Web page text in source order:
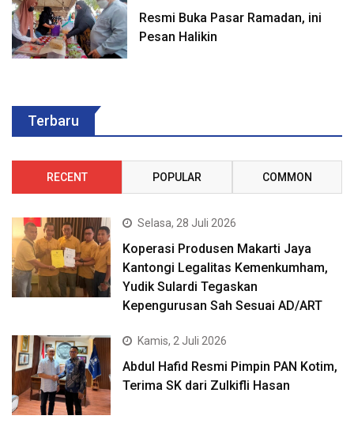
Resmi Buka Pasar Ramadan, ini
Pesan Halikin
Terbaru
RECENT POPULAR COMMON
Selasa, 28 Juli 2026
Koperasi Produsen Makarti Jaya
Kantongi Legalitas Kemenkumham,
Yudik Sulardi Tegaskan
Kepengurusan Sah Sesuai AD/ART
Kamis, 2 Juli 2026
Abdul Hafid Resmi Pimpin PAN Kotim,
Terima SK dari Zulkifli Hasan